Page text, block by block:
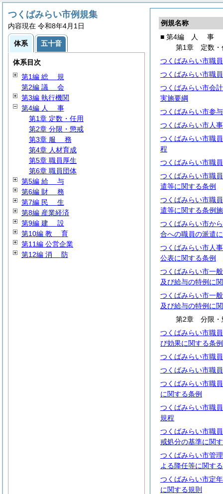
例規名称
■ 第4編
人 事
第1章 定数・
つくばみらい市職
つくばみらい市職
つくばみらい市会
実施要綱
つくばみらい市参
つくばみらい市人
つくばみらい市職
程
つくばみらい市職
つくばみらい市職
遣等に関する条例
つくばみらい市職
遣等に関する条例
つくばみらい市か
合への職員の派遣
つくばみらい市人
公表に関する条例
つくばみらい市一
及び給与の特例に
つくばみらい市一
及び給与の特例に
第2章 分限・
つくばみらい市職
び効果に関する条例
つくばみらい市職
つくばみらい市職
つくばみらい市職
に関する条例
つくばみらい市職
規程
つくばみらい市職
戒処分の基準に関
つくばみらい市管
よる降任等に関す
つくばみらい市定
に関する規則
つくばみらい市例規集
内容現在 令和8年4月1日
体系 五十音
体系目次
第1編 総 規
第2編 議 会
第3編 執行機関
第4編 人 事
第1章 定数・任用
第2章 分限・懲戒
第3章 服 務
第4章 人材育成
第5章 職員厚生
第6章 職員団体
第5編 給 与
第6編 財 務
第7編 民 生
第8編 産業経済
第9編 建 設
第10編 教 育
第11編 公営企業
第12編 消 防